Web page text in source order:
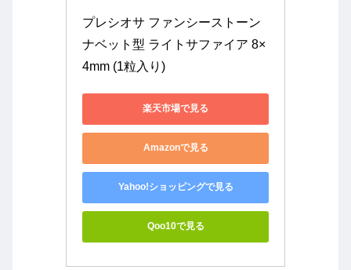
プレシオサ ファンシーストーン
ナベット型 ライトサファイア 8×
4mm (1粒入り)
楽天市場で見る
Amazonで見る
Yahoo!ショッピングで見る
Qoo10で見る